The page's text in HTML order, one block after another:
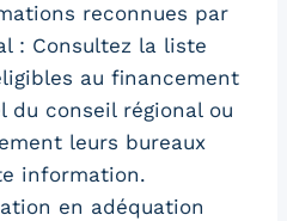
reconnues par
: Consultez la liste
au financement
conseil régional ou
leurs bureaux
information.
en adéquation